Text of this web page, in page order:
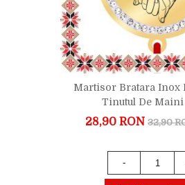
Martisor Bratara Inox
Tinutul De
28,90 RON 32,90
-